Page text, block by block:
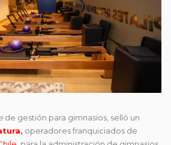
de gestión para gimnasios, selló un
, operadores franquiciados de